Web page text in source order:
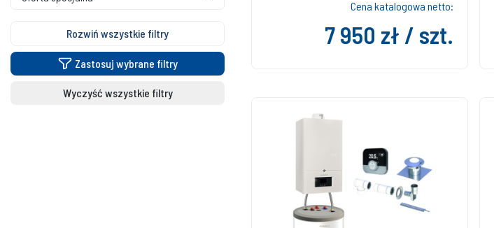
Rozwiń wszystkie filtry
Zastosuj wybrane filtry
Wyczyść wszystkie filtry
Cena katalogowa netto:
7 950 zł / szt.